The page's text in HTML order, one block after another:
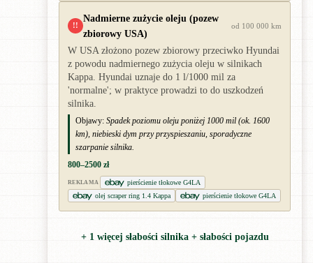
!!
Nadmierne zużycie oleju (pozew
zbiorowy USA)
od 100 000 km
W USA złożono pozew zbiorowy przeciwko Hyundai
z powodu nadmiernego zużycia oleju w silnikach
Kappa. Hyundai uznaje do 1 l/1000 mil za
'normalne'; w praktyce prowadzi to do uszkodzeń
silnika.
Objawy: Spadek poziomu oleju poniżej 1000 mil (ok. 1600
km), niebieski dym przy przyspieszaniu, sporadyczne
szarpanie silnika.
800–2500 zł
REKLAMA
pierścienie tłokowe G4LA
olej scraper ring 1.4 Kappa
pierścienie tłokowe G4LA
+ 1 więcej słabości silnika + słabości pojazdu